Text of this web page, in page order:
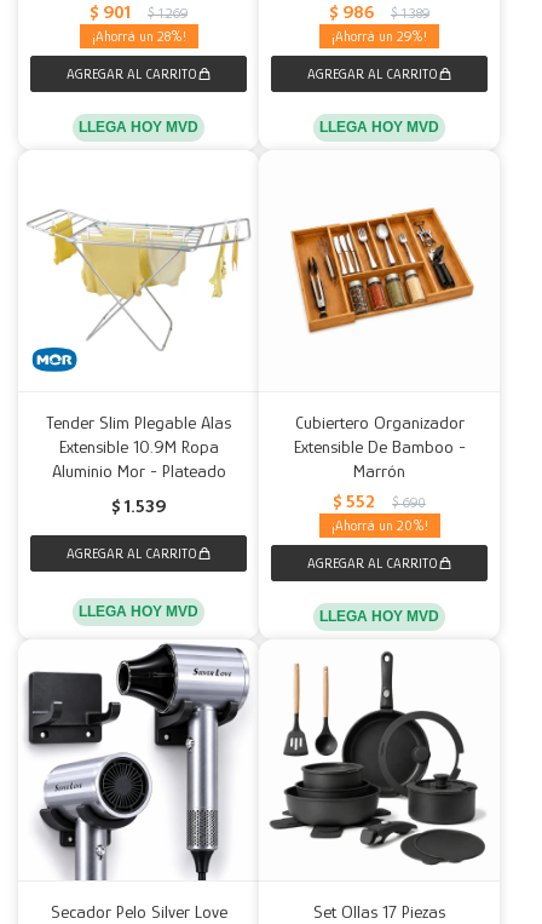
$ 901 $ 1.269
28
LLEGA HOY MVD
$ 986 $ 1.389
29
LLEGA HOY MVD
Tender Slim Plegable Alas
Extensible 10.9M Ropa
Aluminio Mor - Plateado
$ 1.539
LLEGA HOY MVD
Cubiertero Organizador
Extensible De Bamboo -
Marrón
$ 552 $ 690
20
LLEGA HOY MVD
Secador Pelo Silver Love
Set Ollas 17 Piezas